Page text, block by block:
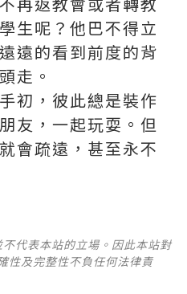
生呢？他巴不得立
遠的看到前度的背
走。
初，彼此總是裝作
友，一起玩耍。但
會疏遠，甚至永不
代表本站的立場。因此本站對
性及完整性不負任何法律責